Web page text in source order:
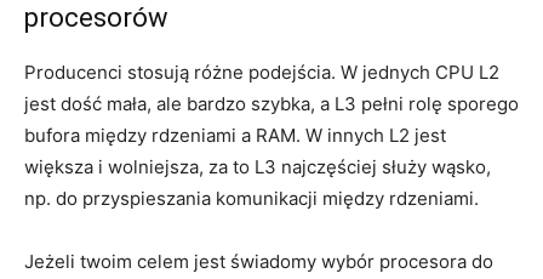
procesorów
Producenci stosują różne podejścia. W jednych CPU L2
jest dość mała, ale bardzo szybka, a L3 pełni rolę sporego
bufora między rdzeniami a RAM. W innych L2 jest
większa i wolniejsza, za to L3 najczęściej służy wąsko,
np. do przyspieszania komunikacji między rdzeniami.
Jeżeli twoim celem jest świadomy wybór procesora do